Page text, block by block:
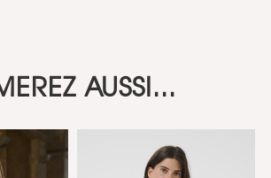
AUSSI...